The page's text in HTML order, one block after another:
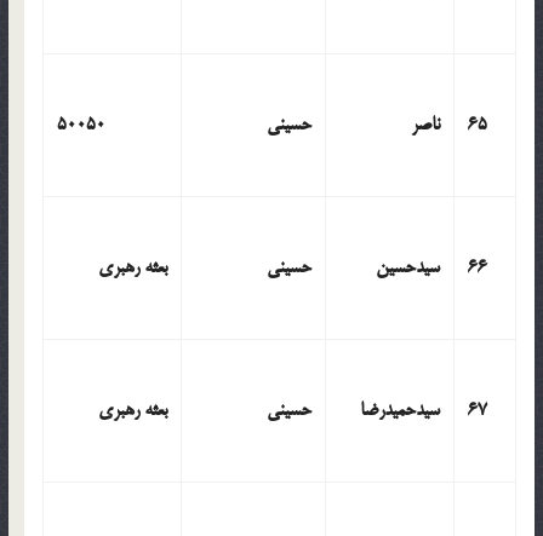
65 ناصر حسینی 50050
66 سیدحسین حسینی بعثه رهبری
67 سیدحمیدرضا حسینی بعثه رهبری